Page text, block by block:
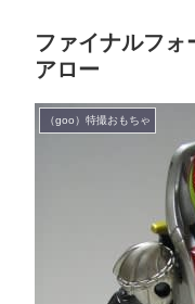
ファイナルフ
アロー
（goo）特撮おもちゃ